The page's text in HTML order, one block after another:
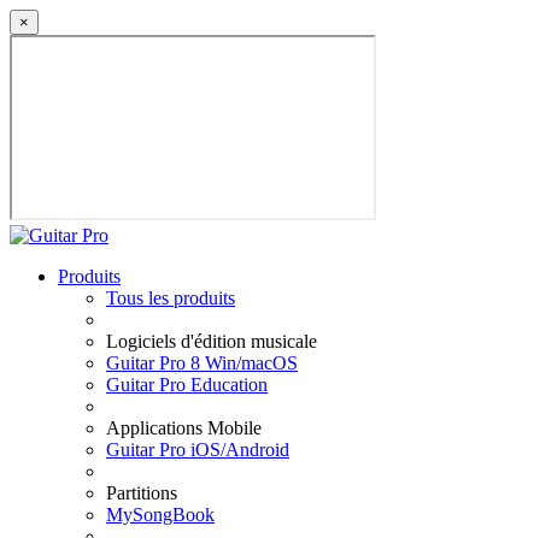
×
Produits
Tous les produits
Logiciels d'édition musicale
Guitar Pro 8 Win/macOS
Guitar Pro Education
Applications Mobile
Guitar Pro iOS/Android
Partitions
MySongBook